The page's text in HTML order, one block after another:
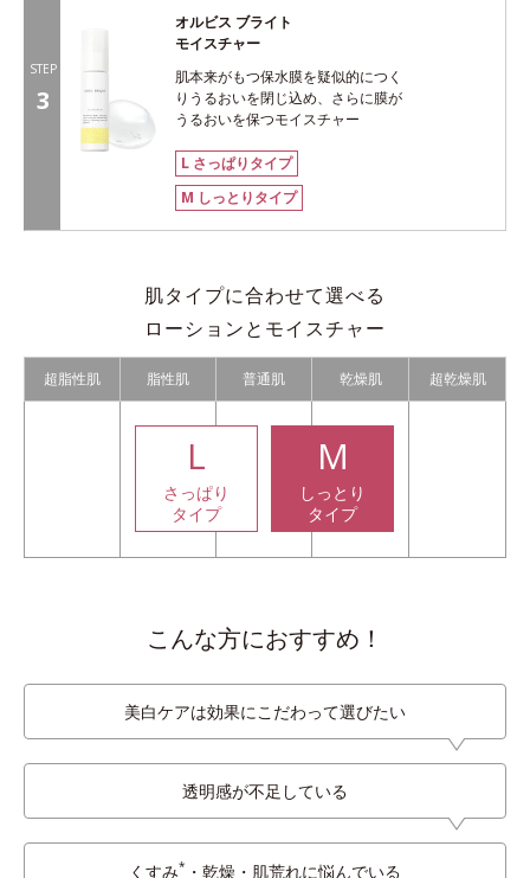
STEP
3
オルビス ブライト
モイスチャー
肌本来がもつ保水膜を疑似的につく
りうるおいを閉じ込め、さらに膜が
うるおいを保つモイスチャー
L さっぱりタイプ
M しっとりタイプ
肌タイプに合わせて選べる
ローションとモイスチャー
超脂性肌 脂性肌 普通肌 乾燥肌 超乾燥肌
L
さっぱり
タイプ
M
しっとり
タイプ
こんな方におすすめ！
美白ケアは効果にこだわって選びたい
透明感が不足している
くすみ* ・乾燥・肌荒れに悩んでいる